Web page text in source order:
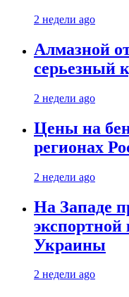
2 недели ago
Алмазной
серьезный
2 недели ago
Цены на
регионах
2 недели ago
На Западе
экспортной
Украины
2 недели ago